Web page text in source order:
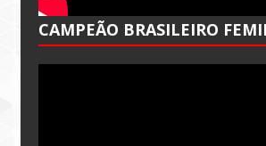
CAMPEÃO BRASILEIRO